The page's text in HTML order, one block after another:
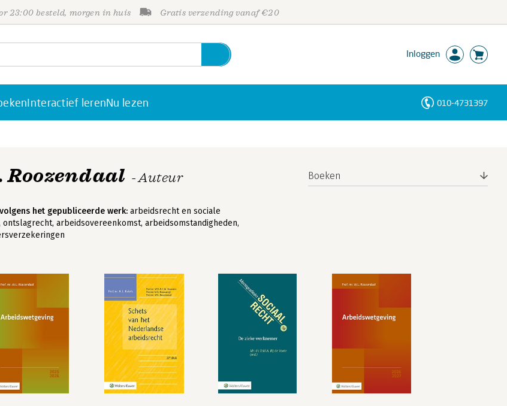
23:00 besteld, morgen in huis Gratis verzending vanaf €20
Inloggen
Interactief lerenNu lezen 010-4731397
Roozendaal - Auteur
het gepubliceerde werk: arbeidsrecht en sociale
ontslagrecht, arbeidsovereenkomst, arbeidsomstandigheden,
Boeken
Personen